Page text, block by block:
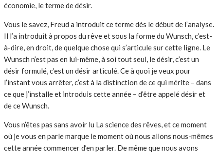
économie, le terme de désir.
Vous le savez, Freud a introduit ce terme dès le début de l’analyse.
Il l’a introduit à propos du rêve et sous la forme du Wunsch, c’est-
à-dire, en droit, de quelque chose qui s’articule sur cette ligne. Le
Wunsch n’est pas en lui-même, à soi tout seul, le désir, c’est un
désir formulé, c’est un désir articulé. Ce à quoi je veux pour
l’instant vous arrêter, c’est à la distinction de ce qui mérite – dans
ce que j’installe et introduis cette année – d’être appelé désir et
de ce Wunsch.
Vous n’êtes pas sans avoir lu La science des rêves, et ce moment
où je vous en parle marque le moment où nous allons nous-mêmes
cette année commencer d’en parler. De même que nous avons